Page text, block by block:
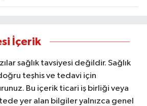
İçerik
sağlık tavsiyesi değildir. Sağlık
teşhis ve tedavi için
Bu içerik ticari iş birliği veya
yer alan bilgiler yalnızca genel